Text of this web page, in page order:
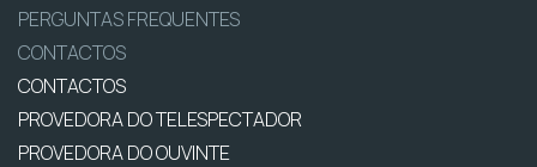
PERGUNTAS FREQUENTES
CONTACTOS
CONTACTOS
PROVEDORA DO TELESPECTADOR
PROVEDORA DO OUVINTE